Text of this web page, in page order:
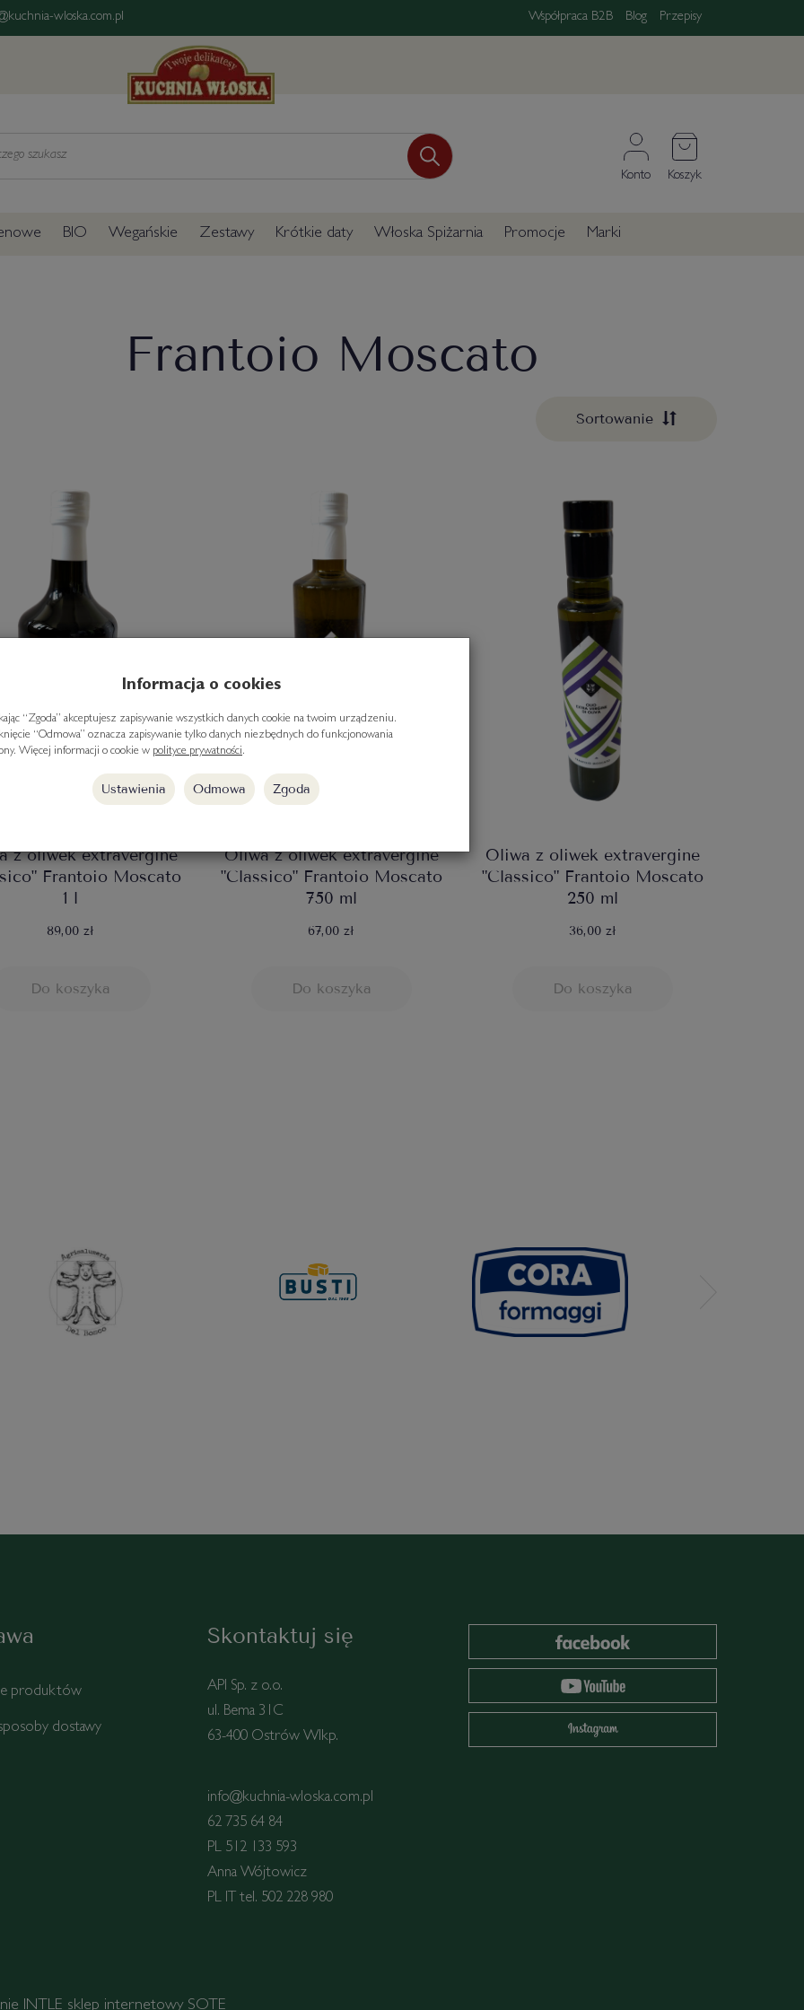
wloska.com.pl Współpraca B2B Blog Przepisy
Konto Koszyk
BIO Wegańskie Zestawy Krótkie daty Włoska Spiżarnia Promocje Marki
Frantoio Moscato
Sortowanie
z oliwek extravergine
Frantoio Moscato
1 l
89,00 zł
Do koszyka
Oliwa z oliwek extravergine
"Classico" Frantoio Moscato
750 ml
67,00 zł
Do koszyka
Oliwa z oliwek extravergine
"Classico" Frantoio Moscato
250 ml
36,00 zł
Do koszyka
produktów
dostawy
Skontaktuj się
API Sp. z o.o.
ul. Bema 31C
63-400 Ostrów Wlkp.
info@kuchnia-wloska.com.pl
62 735 64 84
PL 512 133 593
Anna Wójtowicz
PL IT tel. 502 228 980
INTLE sklep internetowy SOTE
Informacja o cookies
“Zgoda” akceptujesz zapisywanie wszystkich danych cookie na twoim urządzeniu.
“Odmowa” oznacza zapisywanie tylko danych niezbędnych do funkcjonowania
Więcej informacji o cookie w polityce prywatności.
Ustawienia Odmowa Zgoda